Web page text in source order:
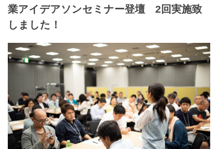
業アイデアソンセミナー登壇 2回実施致
しました！